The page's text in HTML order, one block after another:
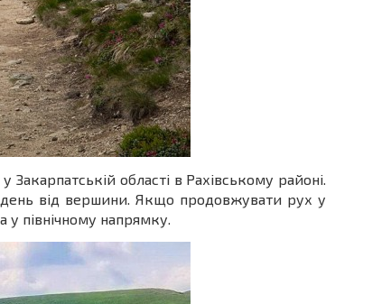
області в Рахівському районі.
від вершини. Якщо продовжувати рух у
північному напрямку.